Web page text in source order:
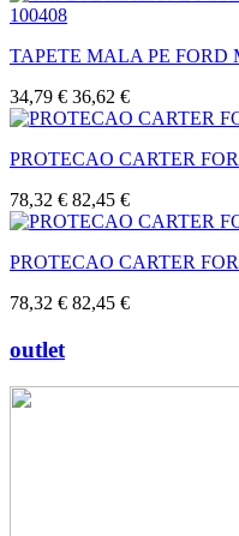
TAPETE MALA PE FORD
34,79 € 36,62 €
PROTECAO CARTER
78,32 € 82,45 €
PROTECAO CARTER
78,32 € 82,45 €
outlet